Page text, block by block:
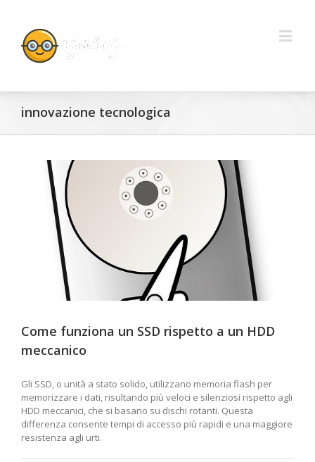
innovazione tecnologica
Come funziona un SSD rispetto a un HDD
meccanico
Gli SSD, o unità a stato solido, utilizzano memoria flash per
memorizzare i dati, risultando più veloci e silenziosi rispetto agli
HDD meccanici, che si basano su dischi rotanti. Questa
differenza consente tempi di accesso più rapidi e una maggiore
resistenza agli urti.